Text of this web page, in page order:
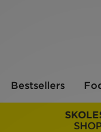
Bestsellers